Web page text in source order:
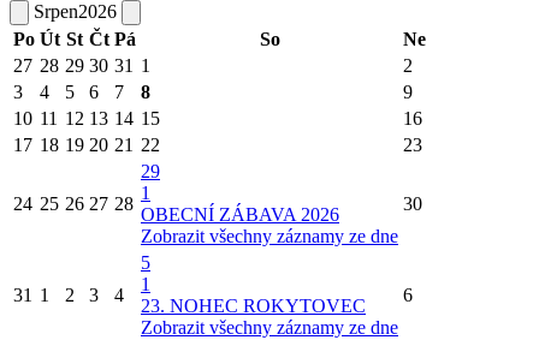
Srpen2026
Po Út St Čt Pá So
Ne
27 28 29 30 31 1
2
3
4 5 6 7 8
9
10 11 12 13 14 15
16
17 18 19 20 21 22 23
24 25 26 27 28
29
1
OBECNÍ ZÁBAVA 2026
Zobrazit všechny záznamy ze dne
30
31 1 2 3 4
5
1
23. NOHEC ROKYTOVEC
Zobrazit všechny záznamy ze dne
6